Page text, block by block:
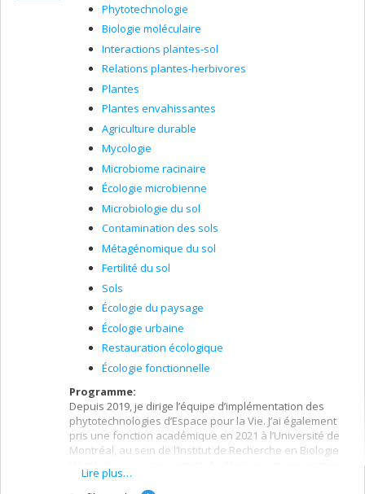
La recherche permet d'améliorer la gestion des
écosystèmes naturels.
Phytotechnologie
Biologie moléculaire
Interactions plantes-sol
Relations plantes-herbivores
Plantes
Plantes envahissantes
Agriculture durable
Mycologie
Microbiome racinaire
Écologie microbienne
Microbiologie du sol
Contamination des sols
Métagénomique du sol
Fertilité du sol
Sols
Écologie du paysage
Écologie urbaine
Restauration écologique
Écologie fonctionnelle
Programme:
Depuis 2019, je dirige l’équipe d’implémentation des
phytotechnologies d’Espace pour la Vie. J’ai également
pris une fonction académique en 2021 à l’Université de
Montréal, au sein de l’Institut de Recherche en Biologie
transdisciplinaire de recherches appliquées ouvert vers
Lire plus…